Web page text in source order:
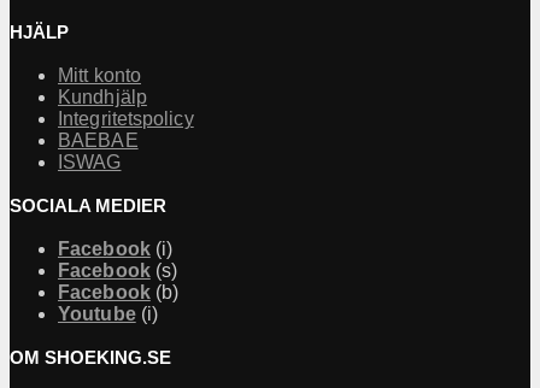
HJÄLP
Mitt konto
Kundhjälp
Integritetspolicy
BAEBAE
ISWAG
SOCIALA MEDIER
Facebook(i)
Facebook(s)
Facebook(b)
Youtube(i)
OM SHOEKING.SE